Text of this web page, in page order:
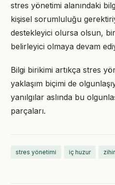
stres yönetimi alanındaki
kişisel sorumluluğu
destekleyici olursa olsun,
belirleyici olmaya devam
Bilgi birikimi artıkça stres
yaklaşım biçimi de
yanılgılar aslında bu
parçaları.
stres yönetimi iç huzur